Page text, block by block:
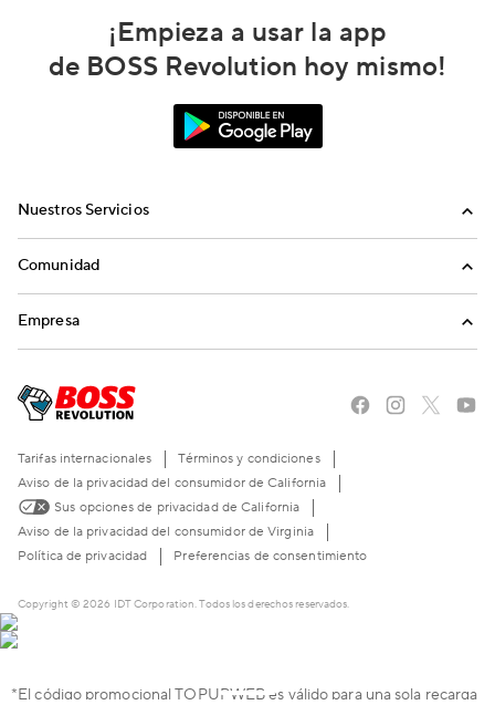
¡Empieza a usar la app
de BOSS Revolution hoy mismo!
Nuestros Servicios
Envíos de Dinero
Recargas Internacionales
Comunidad
Blog
Historias del Sueño Americano
The BOSS Local Shopping App
Conviértete en un Revendedor
Empresa
Carreras
Contáctenos
Live Chat
Tarifas internacionales
Términos y condiciones
Aviso de la privacidad del consumidor de California
Sus opciones de privacidad de California
Aviso de la privacidad del consumidor de Virginia
Política de privacidad
Preferencias de consentimiento
Copyright © 2026 IDT Corporation. Todos los derechos reservados.
*El código promocional TOPUPWEB es válido para una sola recarga